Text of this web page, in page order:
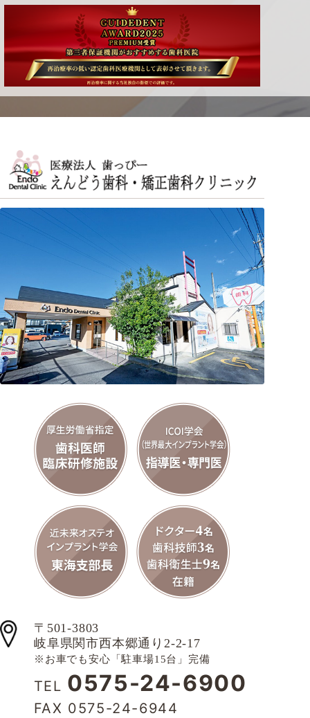
〒501-3803
岐阜県関市西本郷通り2-2-17
※お車でも安心「駐車場15台」完備
TEL 0575-24-6900
FAX 0575-24-6944